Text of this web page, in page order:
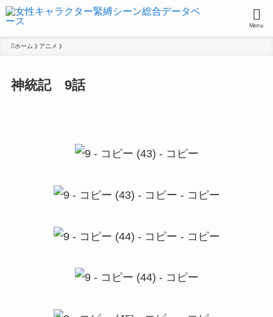
Menu
ホーム アニメ
神統記 9話